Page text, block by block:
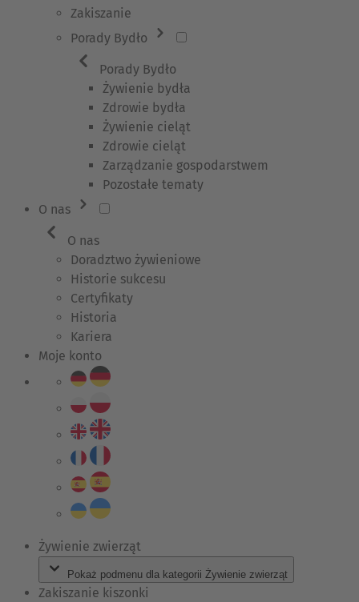
Zakiszanie
Porady Bydło
Porady Bydło
Żywienie bydła
Zdrowie bydła
Żywienie cieląt
Zdrowie cieląt
Zarządzanie gospodarstwem
Pozostałe tematy
O nas
O nas
Doradztwo żywieniowe
Historie sukcesu
Certyfikaty
Historia
Kariera
Moje konto
Żywienie zwierząt
Pokaż podmenu dla kategorii Żywienie zwierząt
Zakiszanie kiszonki